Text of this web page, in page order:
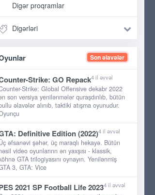
Digər proqramlar
Digərləri
Son əlavələr
Strike: GO Repack4 il əvvəl
Strike: Global Offensive dekabr 2022
son versiya yenilənmələr quraşdırılıb, bütün
əlavələr alınıb, taktiki atışma oyunudur.
Definitive Edition (2022)4 il əvvəl
əfsanəvi şəhər, üç maraqlı hekayə. Bütün
video oyunlarınn ən yaxşısı - klassik,
GTA trilogiyasını oynayın. Yenilənmiş
3, GTA: Vice
2021 SP Football Life 20234 il əvvəl